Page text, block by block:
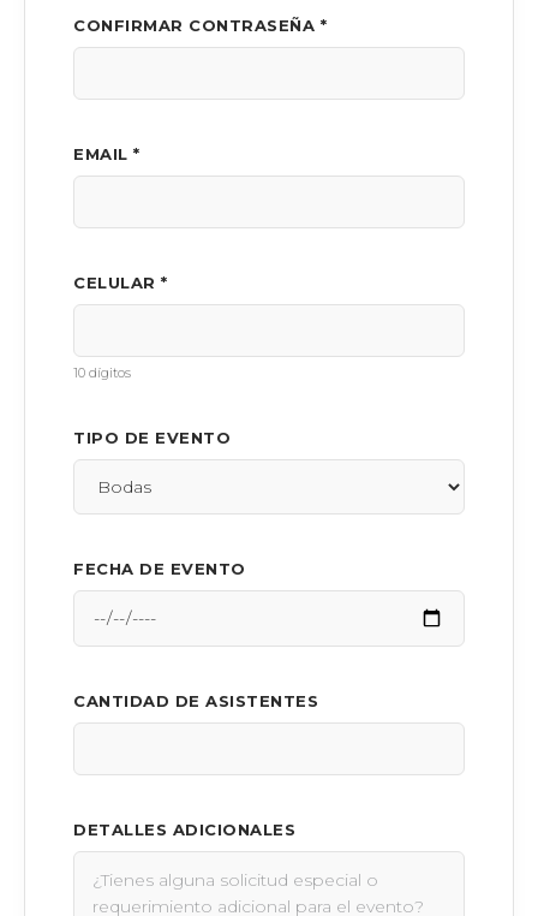
CONFIRMAR CONTRASEÑA *
EMAIL *
CELULAR *
10 dígitos
TIPO DE EVENTO
FECHA DE EVENTO
CANTIDAD DE ASISTENTES
DETALLES ADICIONALES